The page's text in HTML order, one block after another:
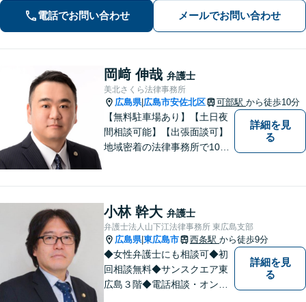
を第一に考えたパートナー弁護士に。
早めのご相談が有利な解決の鍵です。
電話でお問い合わせ メールでお問い合わせ
岡﨑 伸哉 弁護士
美北さくら法律事務所
広島県| 広島市安佐北区 可部駅 から徒歩10分
【無料駐車場あり】【土日夜
間相談可能】【出張面談可】
地域密着の法律事務所で10年
面談も承っています！【借金
問題相談無料】
詳細を見
る
小林 幹大 弁護士
弁護士法人山下江法律事務所 東広島支部
広島県|東広島市 西条駅 から徒歩9分
◆女性弁護士にも相談可◆初
回相談無料◆サンスクエア東
広島３階◆電話相談・オンラ
詳細を見
る